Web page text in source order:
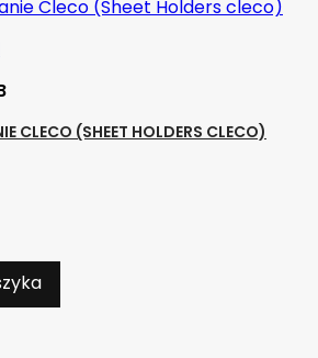
CLECO (SHEET HOLDERS CLECO)